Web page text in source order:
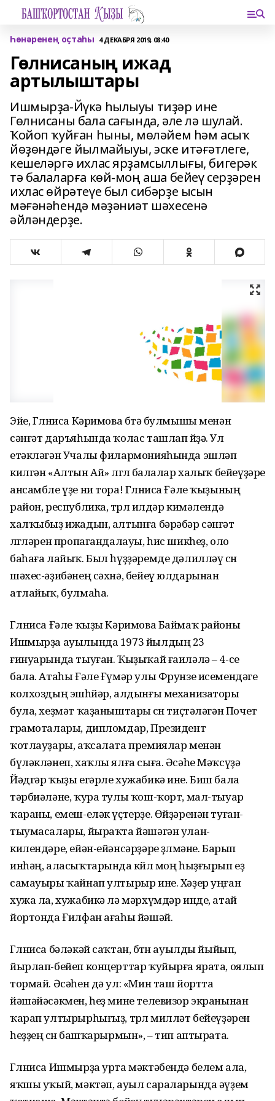
Һөнәренең оҫтаһы 4 ДЕКАБРЯ 2019, 08:40
Гөлнисаның ижад
артылыштары
Ишмырҙа-Йүкә һылыуы тиҙәр ине
Гөлнисаны бала сағында, әле лә шулай.
Ҡойоп ҡуйған һыны, мөләйем һәм асыҡ
йөҙөндәге йылмайыуы, эске итәғәтлеге,
кешеләргә ихлас ярҙамсыллығы, бигерәк
тә балаларға көй-моң аша бейеү серҙәрен
ихлас өйрәтеүе был сибәрҙе ысын
мәғәнәһендә мәҙәниәт шәхесенә
әйләндерҙе.
Эйе, Гөлниса Кәримова бөтә булмышы менән
сәнғәт даръяһында ҡолас ташлап йөҙә. Ул
етәкләгән Учалы филармонияһында эшләп
килгән «Алтын Ай» өлгөлө балалар халыҡ бейеүҙәре
ансамбле үҙе ни тора! Гөлниса Ғәле ҡыҙының
район, республика, төрлө илдәр кимәлендә
халҡыбыҙ ижадын, алтынға бәрәбәр сәнғәт
өлгөләрен пропагандалауы, һис шикһеҙ, оло
баһаға лайыҡ. Был һүҙҙәремде дәлилләү өсөн
шәхес-әҙибәнең сәхнә, бейеү юлдарынан
атлайыҡ, булмаһа.
Гөлниса Ғәле ҡыҙы Кәримова Баймаҡ районы
Ишмырҙа ауылында 1973 йылдың 23
ғинуарында тыуған. Ҡыҙыҡай ғаиләлә – 4-се
бала. Атаһы Ғәле Ғүмәр улы Фрунзе исемендәге
колхоздың эшһөйәр, алдынғы механизаторы
була, хеҙмәт ҡаҙаныштары өсөн тиҫтәләгән Почет
грамоталары, дипломдар, Президент
ҡотлауҙары, аҡсалата премиялар менән
бүләкләнеп, хаҡлы ялға сыға. Әсәһе Мәҡсүҙә
Йәдгәр ҡыҙы егәрле хужабикә ине. Биш бала
тәрбиәләне, ҡура тулы ҡош-ҡорт, мал-тыуар
ҡараны, емеш-еләк үҫтерҙе. Өйҙәренән туған-
тыумасалары, йыраҡта йәшәгән улан-
килендәре, ейән-ейәнсәрҙәре өҙөлмәне. Барып
инһәң, аласыҡтарында көйлө моң һыҙғырып еҙ
самауыры ҡайнап ултырыр ине. Хәҙер уңған
хужа ла, хужабикә лә мәрхүмдәр инде, атай
йортонда Ғилфан ағаһы йәшәй.
Гөлниса бәләкәй саҡтан, бөтөн ауылды йыйып,
йырлап-бейеп концерттар ҡуйырға ярата, оялып
тормай. Әсәһен дә ул: «Мин таш йортта
йәшәйәсәкмен, һеҙ мине телевизор экранынан
ҡарап ултырырһығыҙ, төрлө милләт бейеүҙәрен
һеҙҙең өсөн башҡарырмын», – тип аптырата.
Гөлниса Ишмырҙа урта мәктәбендә белем ала,
яҡшы уҡый, мәктәп, ауыл сараларында әүҙем